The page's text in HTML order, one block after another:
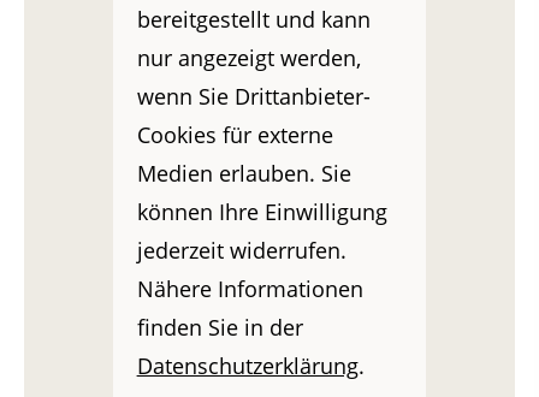
bereitgestellt und kann
nur angezeigt werden,
wenn Sie Drittanbieter-
Cookies für externe
Medien erlauben. Sie
können Ihre Einwilligung
jederzeit widerrufen.
Nähere Informationen
finden Sie in der
Datenschutzerklärung.